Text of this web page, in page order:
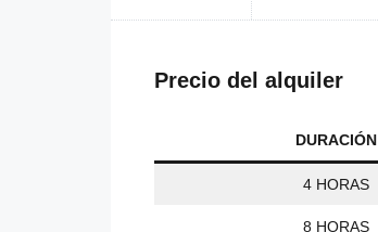
Precio del alquiler
DURACIÓN
4 HORAS
8 HORAS